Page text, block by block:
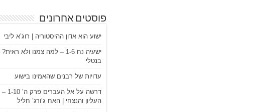
פוסטים אחרונים
ישוע הוא אדון ההיסטוריה | רוג’א ליבי
ישעיה נח 1-6 – למה צמנו ולא
בנטלי
עדויות של רבנים שהאמינו בישוע
דרשה
העליון והנצחי | האח ג’ורג’ חליל